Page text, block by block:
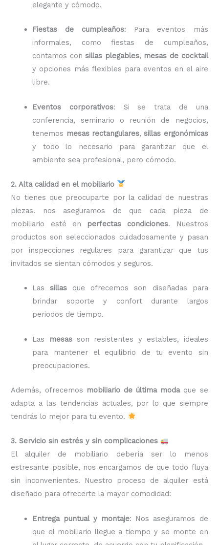
elegante y cómodo.
Fiestas de cumpleaños: Para eventos más
informales, como fiestas de cumpleaños,
contamos consillas plegables, mesas de cocktail
y opciones más flexibles para eventos en el aire
libre.
Eventos corporativos: Si se trata de una
conferencia, seminario o reunión de negocios,
tenemos mesas rectangulares,sillas ergonómicas
y todo lo necesario para garantizar que el
ambiente sea profesional, pero cómodo.
2. Alta calidad en el mobiliario
No tienes que preocuparte por la calidad de nuestras
piezas. nos aseguramos de que cada pieza de
mobiliario esté en
perfectas condiciones. Nuestros
productos son seleccionados cuidadosamente y pasan
por inspecciones regulares para garantizar que tus
invitados se sientan cómodos y seguros.
Lassillas que ofrecemos son diseñadas para
brindar soporte y confort durante largos
periodos de tiempo.
Las mesasson resistentes y estables, ideales
para mantener el equilibrio de tu evento sin
preocupaciones.
Además, ofrecemos mobiliario de última modaque se
adapta a las tendencias actuales, por lo que siempre
tendrás lo mejor para tu evento.
3. Servicio sin estrés y sin complicaciones
El alquiler de mobiliario debería ser lo menos
estresante posible, nos encargamos de que todo fluya
sin inconvenientes. Nuestro proceso de alquiler está
diseñado para ofrecerte la mayor comodidad:
Entrega puntual y montaje: Nos aseguramos de
que el mobiliario llegue a tiempo y se monte en